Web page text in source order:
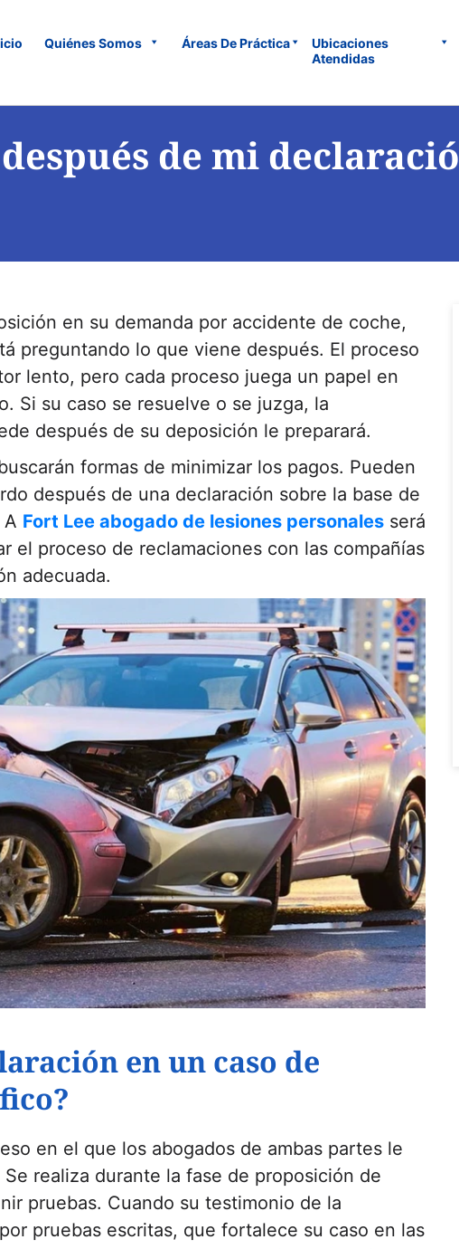
Quiénes Somos Áreas De Práctica
Ubicaciones
Atendidas
de mi
en su demanda por accidente de coche,
preguntando lo que viene después. El proceso
lento, pero cada proceso juega un papel en
Si su caso se resuelve o se juzga, la
después de su deposición le preparará.
formas de minimizar los pagos. Pueden
después de una declaración sobre la base de
Fort Lee abogado de lesiones personales será
el proceso de reclamaciones con las compañías
adecuada.
en un caso de
en el que los abogados de ambas partes le
realiza durante la fase de proposición de
pruebas. Cuando su testimonio de la
pruebas escritas, que fortalece su caso en las